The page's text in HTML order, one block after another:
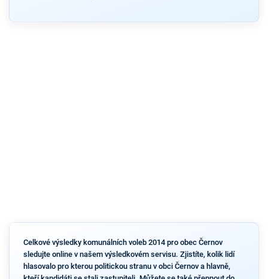
Celkové výsledky komunálních voleb 2014 pro obec Černov
sledujte online v našem výsledkovém servisu. Zjistíte, kolik lidí
hlasovalo pro kterou politickou stranu v obci Černov a hlavně,